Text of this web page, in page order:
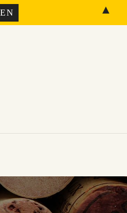
▲